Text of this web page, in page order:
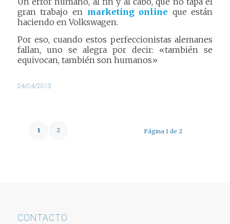
gran trabajo en marketing online que están
haciendo en Volkswagen.
Por eso, cuando estos perfeccionistas alemanes
fallan, uno se alegra por decir: «también se
equivocan, también son humanos»
24/04/2013
Página 1 de 2
1 2
CONTACTO